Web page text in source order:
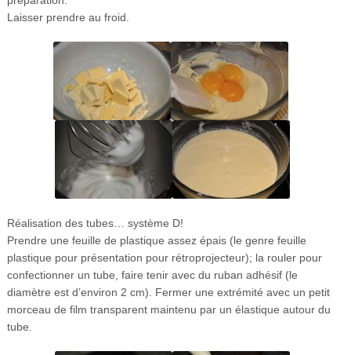
Laisser prendre au froid.
Réalisation des tubes… système D!
Prendre une feuille de plastique assez épais (le genre feuille
plastique pour présentation pour rétroprojecteur); la rouler pour
confectionner un tube, faire tenir avec du ruban adhésif (le
diamètre est d’environ 2 cm). Fermer une extrémité avec un petit
morceau de film transparent maintenu par un élastique autour du
tube.